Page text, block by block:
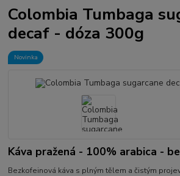
Colombia Tumbaga
decaf - dóza 300g
Novinka
Káva pražená - 100% arabica -
Bezkofeinová káva s plným tělem a čistým